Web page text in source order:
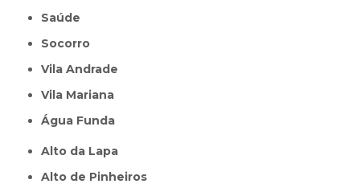
Saúde
Socorro
Vila Andrade
Vila Mariana
Água Funda
Alto da Lapa
Alto de Pinheiros